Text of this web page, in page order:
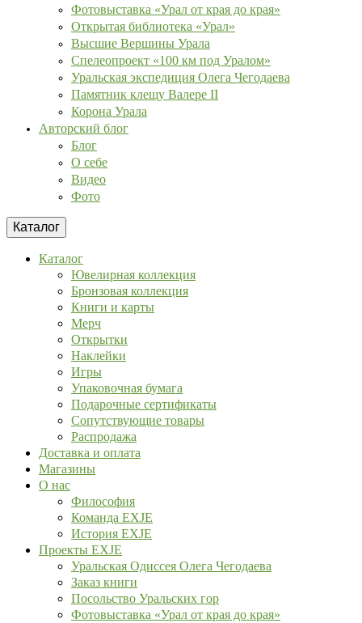
Фотовыставка «Урал от края до края»
Открытая библиотека «Урал»
Высшие Вершины Урала
Спелеопроект «100 км под Уралом»
Уральская экспедиция Олега Чегодаева
Памятник клещу Валере II
Корона Урала
Авторский блог
Блог
О себе
Видео
Фото
Каталог
Каталог
Ювелирная коллекция
Бронзовая коллекция
Книги и карты
Мерч
Открытки
Наклейки
Игры
Упаковочная бумага
Подарочные сертификаты
Сопутствующие товары
Распродажа
Доставка и оплата
Магазины
О нас
Философия
Команда EXJE
История EXJE
Проекты EXJE
Уральская Одиссея Олега Чегодаева
Заказ книги
Посольство Уральских гор
Фотовыставка «Урал от края до края»